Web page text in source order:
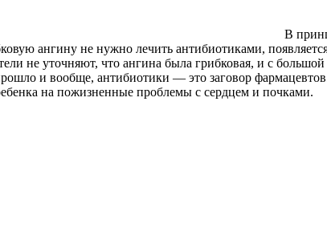
В
ангину не нужно лечить антибиотиками,
не уточняют, что ангина была грибковая, и с
и вообще, антибиотики — это заговор
на пожизненные проблемы с сердцем и почками.